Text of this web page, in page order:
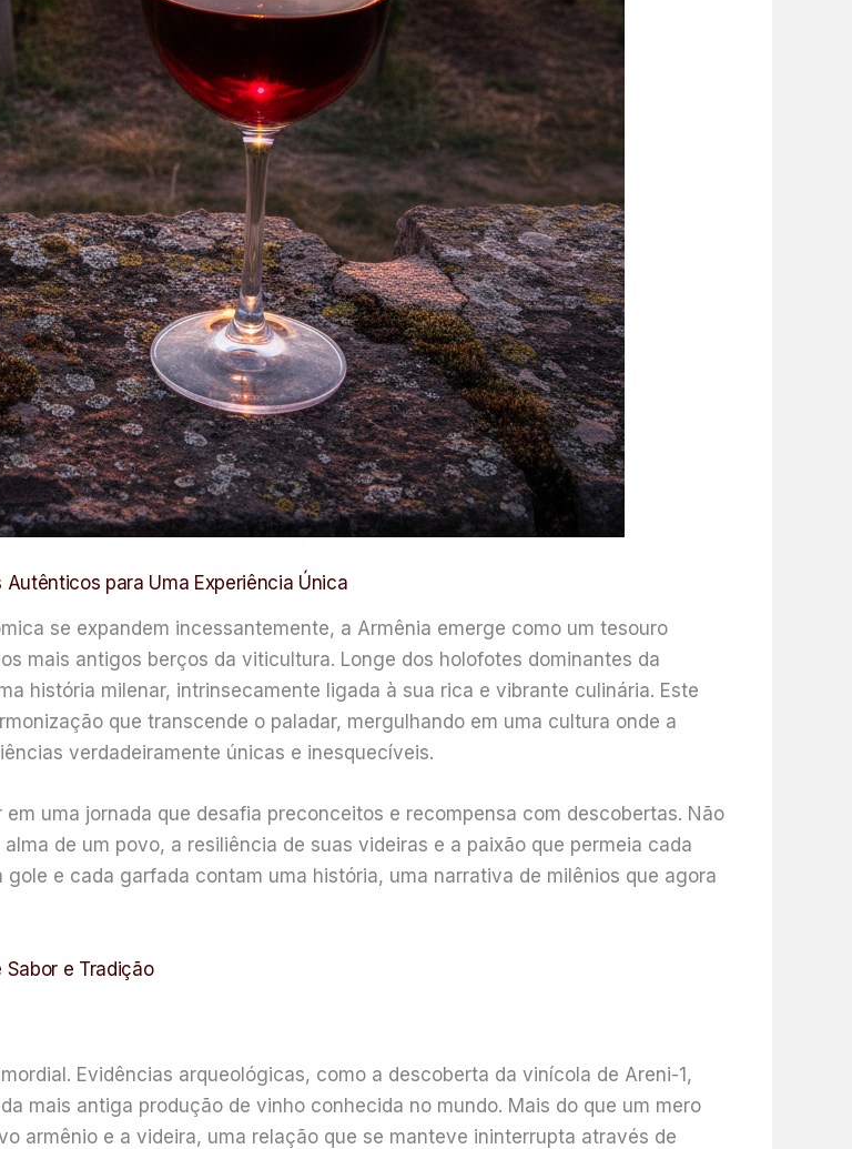
para Uma Experiência Única
se expandem incessantemente, a Armênia emerge como um tesouro
mais antigos berços da viticultura. Longe dos holofotes dominantes da
história milenar, intrinsecamente ligada à sua rica e vibrante culinária. Este
que transcende o paladar, mergulhando em uma cultura onde a
verdadeiramente únicas e inesquecíveis.
uma jornada que desafia preconceitos e recompensa com descobertas. Não
de um povo, a resiliência de suas videiras e a paixão que permeia cada
e cada garfada contam uma história, uma narrativa de milênios que agora
Sabor e Tradição
Evidências arqueológicas, como a descoberta da vinícola de Areni-1,
mais antiga produção de vinho conhecida no mundo. Mais do que um mero
armênio e a videira, uma relação que se manteve ininterrupta através de